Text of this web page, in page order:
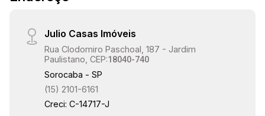
08
18:30
Julio Casas Imóveis
Rua Clodomiro Paschoal, 187 - Jardim
Paulistano, CEP:18040-740
Sorocaba - SP
(15) 2101-6161
Creci: C-14717-J